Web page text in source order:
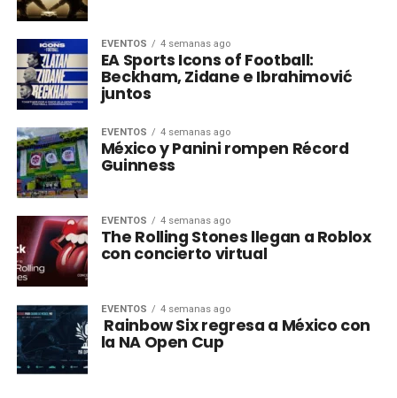
EVENTOS 4 semanas ago
EA Sports Icons of Football:
Beckham, Zidane e Ibrahimović
juntos
EVENTOS 4 semanas ago
México y Panini rompen Récord
Guinness
EVENTOS 4 semanas ago
The Rolling Stones llegan a Roblox
con concierto virtual
EVENTOS 4 semanas ago
Rainbow Six regresa a México con
la NA Open Cup